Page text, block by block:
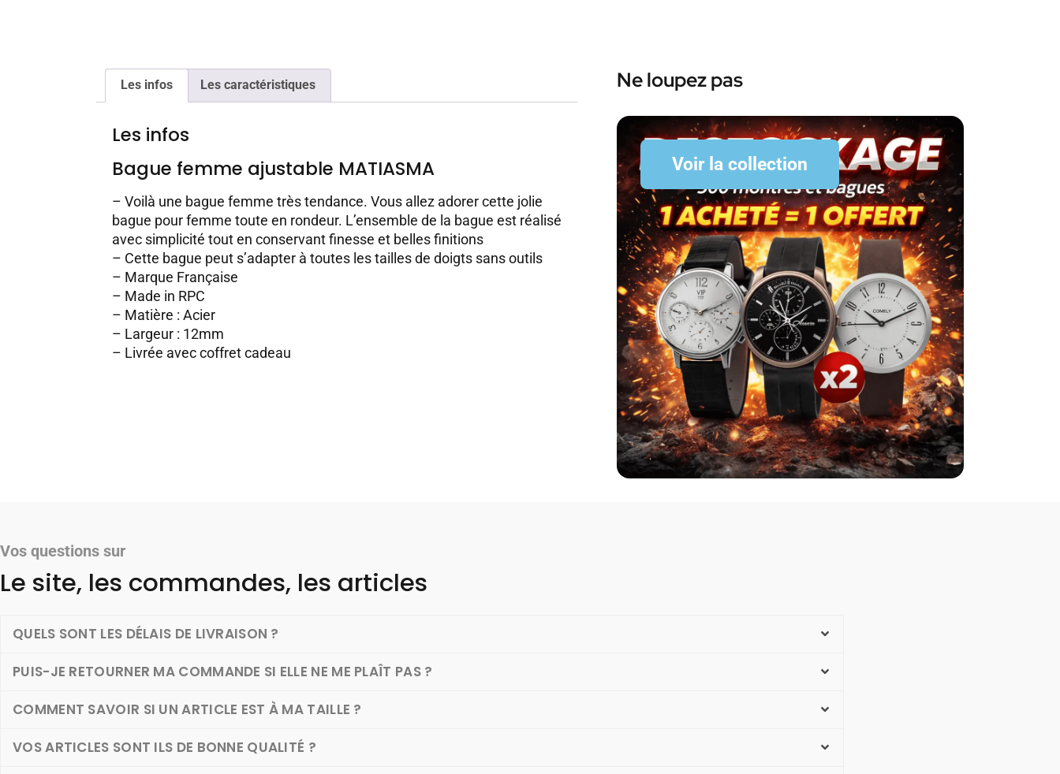
Les infos Les caractéristiques
Les infos
Bague femme ajustable MATIASMA
– Voilà une bague femme très tendance. Vous allez adorer cette jolie
bague pour femme toute en rondeur. L’ensemble de la bague est réalisé
avec simplicité tout en conservant finesse et belles finitions
– Cette bague peut s’adapter à toutes les tailles de doigts sans outils
– Marque Française
– Made in RPC
– Matière : Acier
– Largeur : 12mm
– Livrée avec coffret cadeau
Ne loupez pas
Voir la collection
Vos questions sur
Le site, les commandes, les articles
QUELS SONT LES DÉLAIS DE LIVRAISON ?
PUIS-JE RETOURNER MA COMMANDE SI ELLE NE ME PLAÎT PAS ?
COMMENT SAVOIR SI UN ARTICLE EST À MA TAILLE ?
VOS ARTICLES SONT ILS DE BONNE QUALITÉ ?